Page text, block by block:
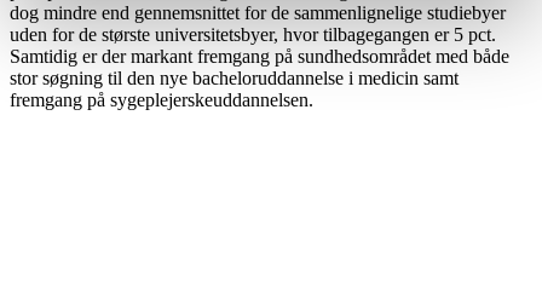
dog mindre end gennemsnittet for de sammenlignelige studiebyer
uden for de største universitetsbyer, hvor tilbagegangen er 5 pct.
Samtidig er der markant fremgang på sundhedsområdet med både
stor søgning til den nye bacheloruddannelse i medicin samt
fremgang på sygeplejerskeuddannelsen.